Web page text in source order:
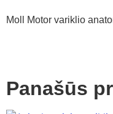
Moll Motor variklio
Panašūs